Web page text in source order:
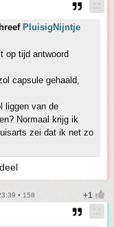
PluisigNijntje
op tijd antwoord
capsule gehaald,
liggen van de
Normaal krijg ik
zei dat ik net zo
• 158